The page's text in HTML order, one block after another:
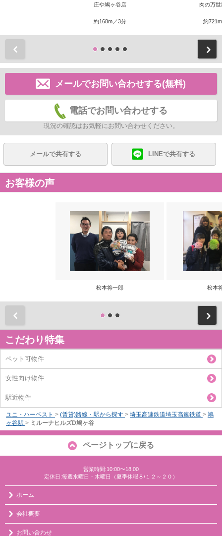
庄や鳩ヶ谷店
約168m／3分
肉の万
約
メールでお問い合わせする(無料)
電話でお問い合わせする
現況の確認はお気軽にお問い合わせください。
メールで共有する LINEで共有する
お客様の声
松本将一郎 松本
こだわり特集
ペット可物件
女性向け物件
駅近物件
ユニ・ハーベスト > (賃貸)路線・駅から探す > 埼玉高速鉄道埼玉高速鉄道 > 鳩
ヶ谷駅 > ミルーナヒルズD鳩ヶ谷
ページトップに戻る
営業時間:10:00〜18:00
定休日:毎週水曜日・木曜日（夏季休暇８/１２～２０）
ホーム
会社概要
お問い合わせ